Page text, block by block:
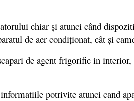
chiar şi atunci când
de aer condiţionat, cât şi
de agent frigorific in
potrivite atunci cand